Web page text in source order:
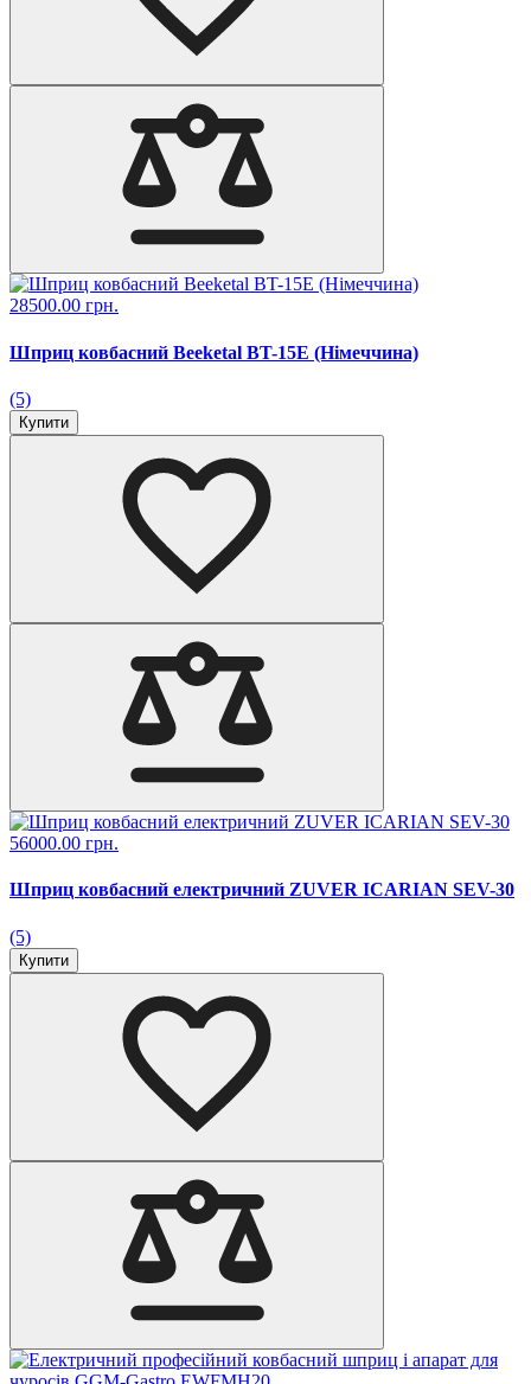
28500.00 грн.
Шприц ковбасний Beeketal BT-15E (Німеччина)
(5)
Купити
56000.00 грн.
Шприц ковбасний електричний ZUVER ICARIAN SEV-30
(5)
Купити